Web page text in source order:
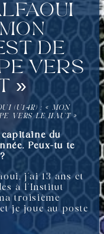
Mon
de
vers
»
(U14R) : « MON
VERS LE HAUT »
du
Peux-tu te
j’ai 13 ans et
à l’Institut
troisième
je joue au poste